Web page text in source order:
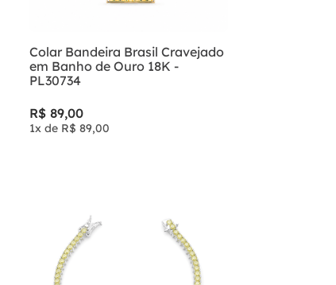
Colar Bandeira Brasil Cravejado
em Banho de Ouro 18K -
PL30734
R$ 89,00
1x de R$ 89,00